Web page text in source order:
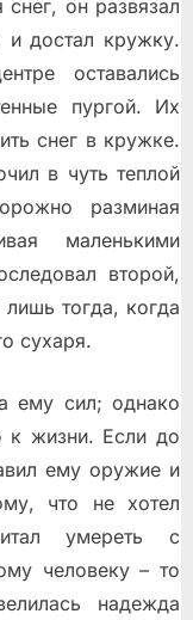
он развязал
и достал кружку.
оставались
пургой. Их
снег в кружке.
в чуть теплой
разминая
маленькими
второй,
тогда, когда
сухаря.
ему сил; однако
к жизни. Если до
ему оружие и
что не хотел
умереть с
человеку – то
надежда